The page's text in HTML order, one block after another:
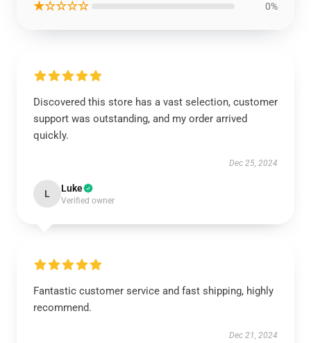
★☆☆☆☆ 0%
Discovered this store has a vast selection, customer
support was outstanding, and my order arrived
quickly.
Dec 25, 2024
L Luke
Verified owner
Fantastic customer service and fast shipping, highly
recommend.
Dec 21, 2024